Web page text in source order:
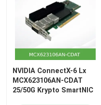
NVIDIA ConnectX-6 Lx
MCX623106AN-CDAT
25/50G Krypto SmartNIC